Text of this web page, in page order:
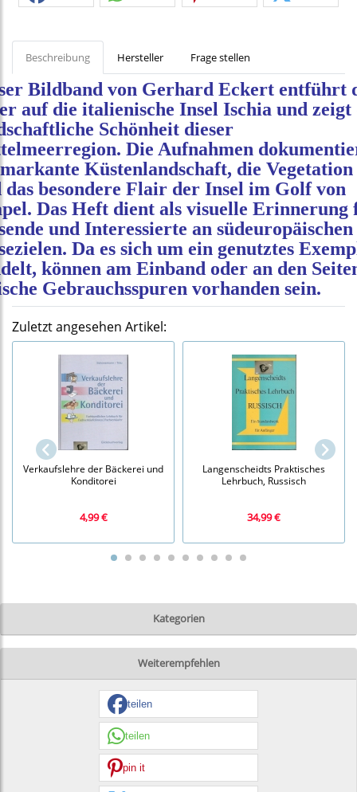
Kategorien
Beschreibung Hersteller Frage stellen
Bildband von Gerhard Eckert entführt
auf die italienische Insel Ischia und zeigt
Schönheit dieser
Die Aufnahmen
Küstenlandschaft, die Vegetation
das besondere Flair der Insel im Golf von
Das Heft dient als visuelle Erinnerung
und Interessierte an südeuropäischen
Da es sich um ein genutztes
können am Einband oder an den
Gebrauchsspuren vorhanden sein.
Zuletzt angesehen Artikel:
Verkaufslehre der Bäckerei und
Konditorei
4,99 €
Langenscheidts Praktisches
Lehrbuch, Russisch
34,99 €
Weiterempfehlen
teilen
teilen
pin it